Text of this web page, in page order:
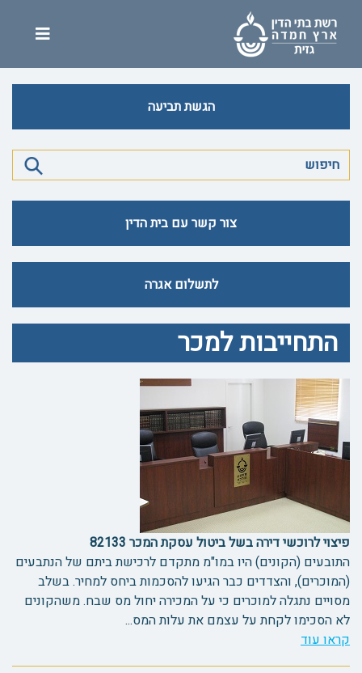
הגשת תביעה
צור קשר עם בית הדין
לתשלום אגרה
התחייבות למכר
פיצוי לרוכשי דירה בשל ביטול עסקת המכר 82133
התובעים (הקונים) היו במו"מ מתקדם לרכישת ביתם של הנתבעים
(המוכרים), והצדדים כבר הגיעו להסכמות ביחס למחיר. בשלב
מסויים נתגלה למוכרים כי על המכירה יחול מס שבח. משהקונים
לא הסכימו לקחת על עצמם את עלות המס...
קראו עוד